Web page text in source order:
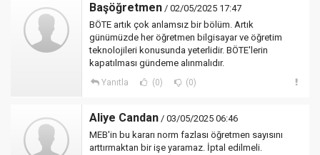
Başöğretmen / 02/05/2025 17:47
BÖTE artık çok anlamsız bir bölüm. Artık
günümüzde her öğretmen bilgisayar ve öğretim
teknolojileri konusunda yeterlidir. BÖTE'lerin
kapatılması gündeme alınmalıdır.
Yanıtla (0) (0)
Aliye Candan / 03/05/2025 06:46
MEB'in bu kararı norm fazlası öğretmen sayısını
arttırmaktan bir işe yaramaz. İptal edilmeli.